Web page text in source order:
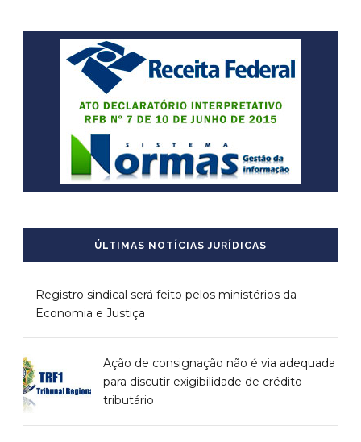
ÚLTIMAS NOTÍCIAS JURÍDICAS
Registro sindical será feito pelos ministérios da
Economia e Justiça
Ação de consignação não é via adequada
para discutir exigibilidade de crédito
tributário